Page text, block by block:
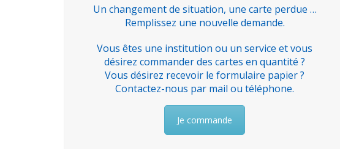
Un changement de situation, une carte perdue …
Remplissez une nouvelle demande.
Vous êtes une institution ou un service et vous
désirez commander des cartes en quantité ?
Vous désirez recevoir le formulaire papier ?
Contactez-nous par mail ou téléphone.
Je commande